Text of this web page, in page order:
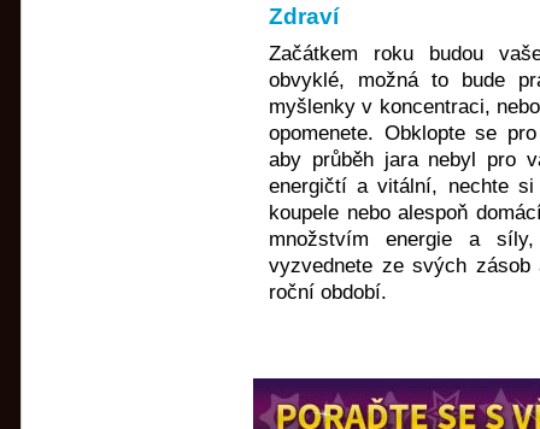
Zdraví
Začátkem roku budou
obvyklé, možná to bude
myšlenky v koncentraci,
opomenete. Obklopte se
aby průběh jara nebyl pro
energičtí a vitální, nechte
koupele nebo alespoň
množstvím energie a
vyzvednete ze svých
roční období.